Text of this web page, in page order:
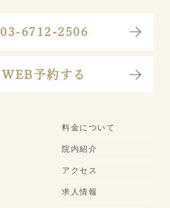
03-6712-2506
WEB予約する
料金について
院内紹介
アクセス
求人情報